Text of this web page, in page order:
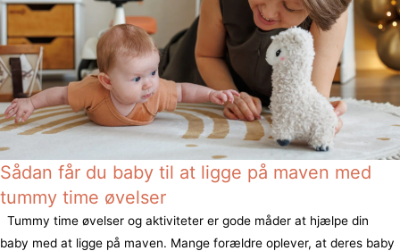
Sådan får du baby til at ligge på maven med
tummy time øvelser
Tummy time øvelser og aktiviteter er gode måder at hjælpe din
baby med at ligge på maven. Mange forældre oplever, at deres baby